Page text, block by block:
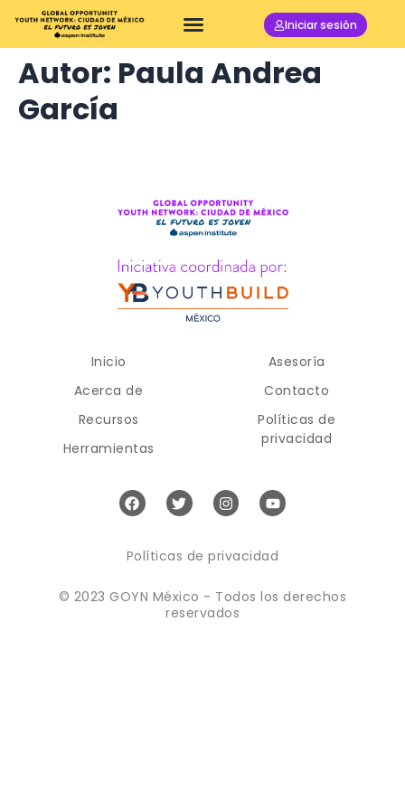
Iniciar sesión
Autor: Paula Andrea
García
Inicio
Acerca de
Recursos
Herramientas
Asesoría
Contacto
Políticas de
privacidad
© 2023 GOYN México - Todos los derechos
reservados
Políticas de privacidad